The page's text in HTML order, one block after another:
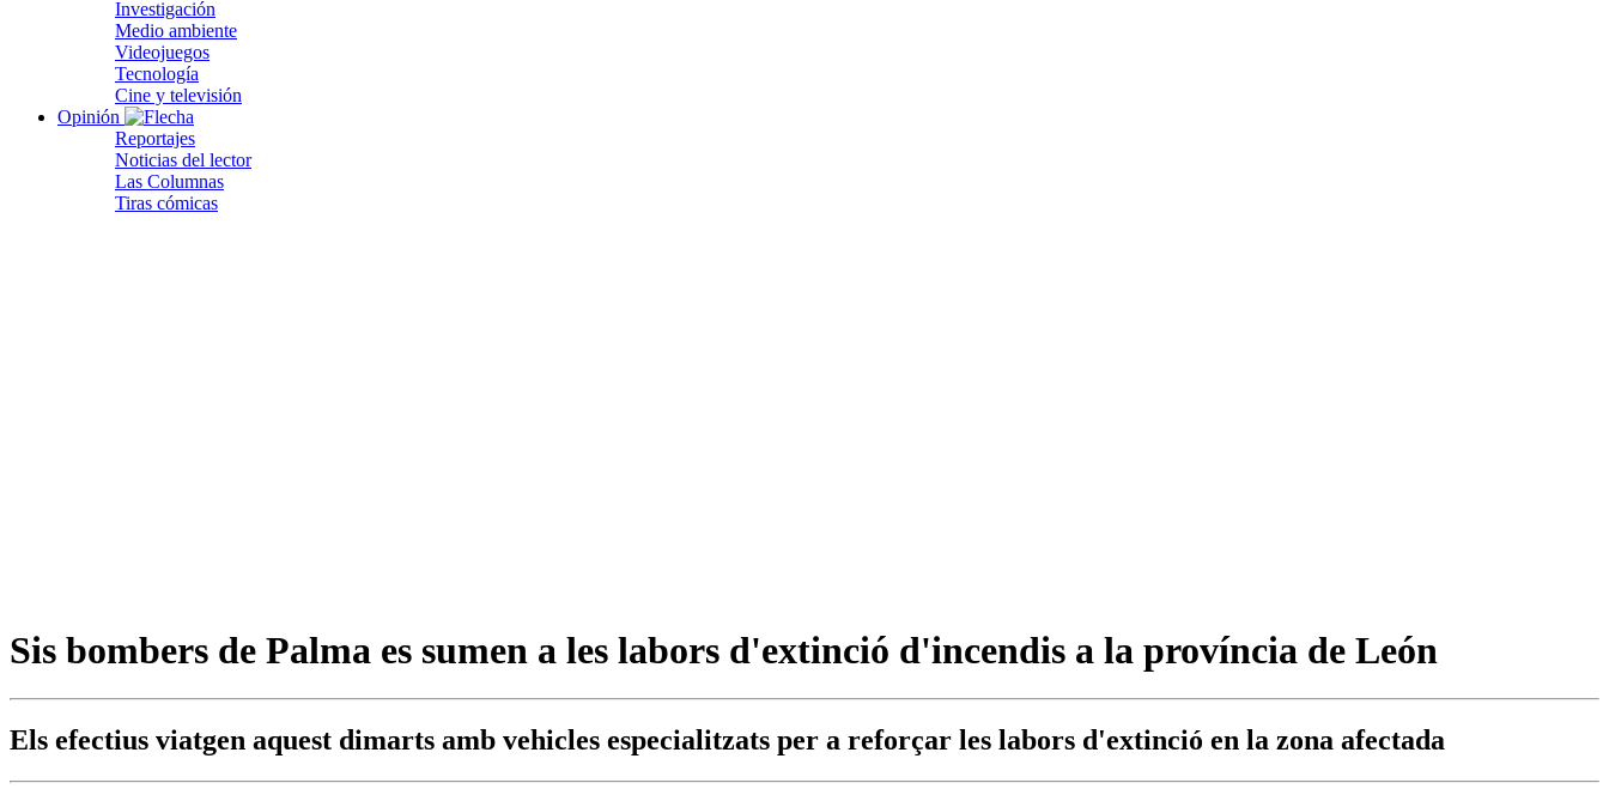
Investigación
Medio ambiente
Videojuegos
Tecnología
Cine y televisión
Opinión
Reportajes
Noticias del lector
Las Columnas
Tiras cómicas
Sis bombers de Palma es sumen a les labors d'extinció d'incendis a la província de León
Els efectius viatgen aquest dimarts amb vehicles especialitzats per a reforçar les labors d'extinció en la zona afectada